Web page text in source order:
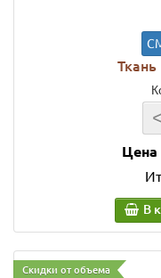
Ткань
Цена
В
Скидки от объема